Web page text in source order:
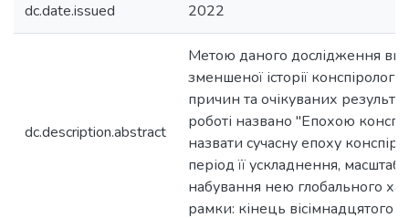
dc.date.issued 2022
dc.description.abstract
Метою даного дослідження
зменшеної історії
причин та очікуваних
роботі названо "Епохою
назвати сучасну епоху
період її ускладнення,
набування нею глобального
рамки: кінець вісімнадцятого